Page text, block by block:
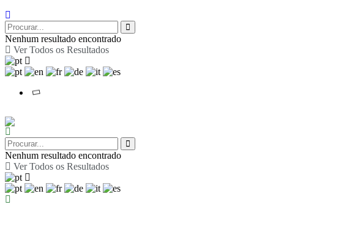
Nenhum resultado encontrado
Ver Todos os Resultados
Nenhum resultado encontrado
Ver Todos os Resultados